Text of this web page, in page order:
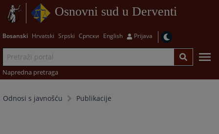
Osnovni sud u Derventi
Bosanski Hrvatski Srpski Српски English Prijava
Napredna pretraga
Odnosi s javnošću Publikacije